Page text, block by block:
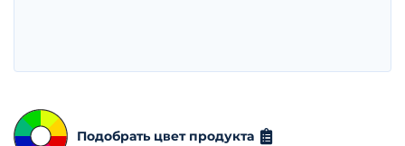
Подобрать цвет продукта